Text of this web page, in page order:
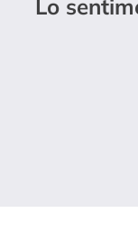
Lo